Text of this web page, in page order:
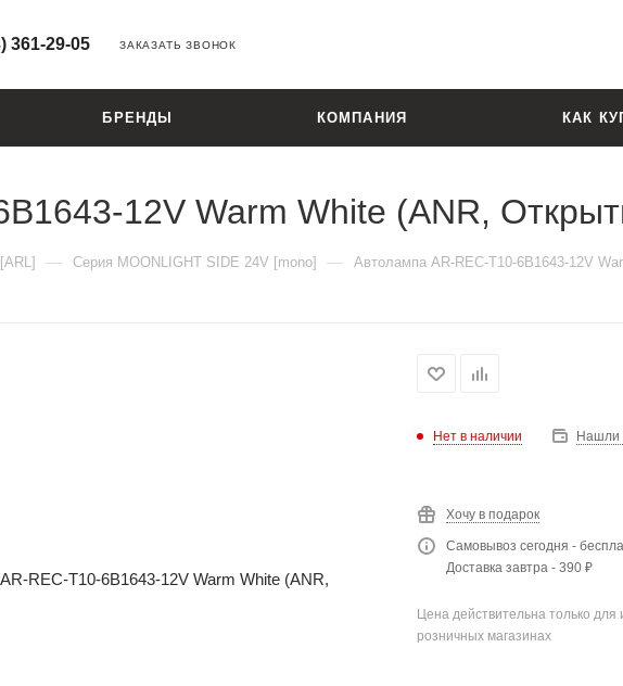
361-29-05 ЗАКАЗАТЬ ЗВОНОК
БРЕНДЫ КОМПАНИЯ КАК
12V Warm White (ANR,
— Серия MOONLIGHT SIDE 24V [mono] — Автолампа AR-REC-T10-6B1643-12V
Нет в наличии Нашли
Хочу в подарок
Самовывоз сегодня -
Доставка завтра - 390 ₽
Цена действительна только
розничных магазинах